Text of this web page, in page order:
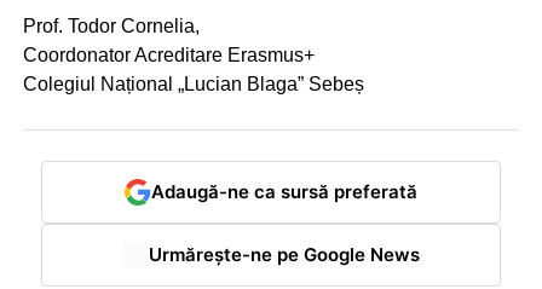
Prof. Todor Cornelia,
Coordonator Acreditare Erasmus+
Colegiul Național „Lucian Blaga” Sebeș
Adaugă-ne ca sursă preferată
Urmărește-ne pe Google News